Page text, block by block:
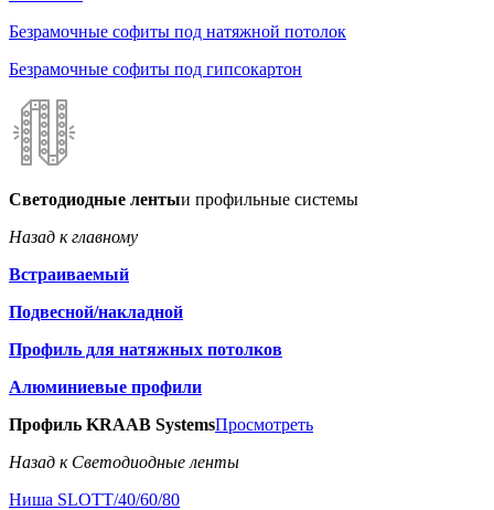
Безрамочные софиты под натяжной потолок
Безрамочные софиты под гипсокартон
Светодиодные лентыи профильные системы
Назад к главному
Встраиваемый
Подвесной/накладной
Профиль для натяжных потолков
Алюминиевые профили
Профиль KRAAB SystemsПросмотреть
Назад к Светодиодные ленты
Ниша SLOTT/40/60/80